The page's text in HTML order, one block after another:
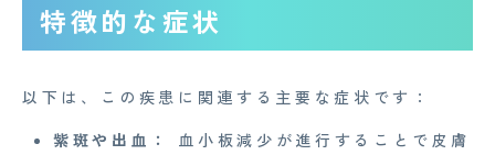
特徴的な症状
以下は、この疾患に関連する主要な症状です：
紫斑や出血：
血小板減少が進行することで皮膚